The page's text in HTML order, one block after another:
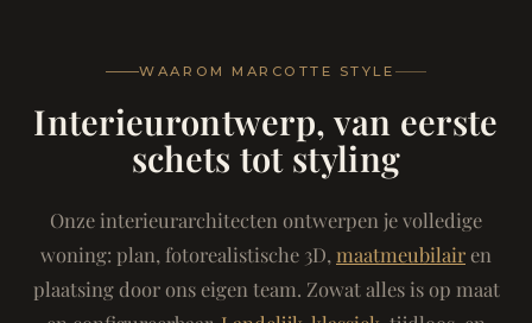
WAAROM MARCOTTE STYLE
Interieurontwerp, van eerste
schets tot styling
Onze interieurarchitecten ontwerpen je volledige
woning: plan, fotorealistische 3D, maatmeubilairen
plaatsing door ons eigen team. Zowat alles is op maat